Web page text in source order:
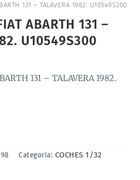
131 – TALAVERA 1982. U10549S300
ABARTH 131 –
U10549S300
131 – TALAVERA 1982.
Categoría: COCHES 1/32